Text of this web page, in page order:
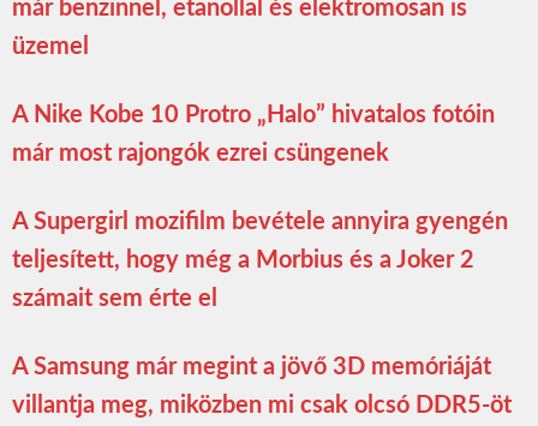
már benzinnel, etanollal és elektromosan is
üzemel
A Nike Kobe 10 Protro „Halo” hivatalos fotóin
már most rajongók ezrei csüngenek
A Supergirl mozifilm bevétele annyira gyengén
teljesített, hogy még a Morbius és a Joker 2
számait sem érte el
A Samsung már megint a jövő 3D memóriáját
villantja meg, miközben mi csak olcsó DDR5-öt